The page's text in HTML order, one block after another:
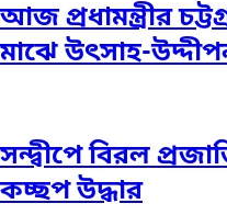
আজ প্রধামন্ত্রীর
মাঝে উৎসাহ-
সন্দ্বীপে বিরল
কচ্ছপ উদ্ধার